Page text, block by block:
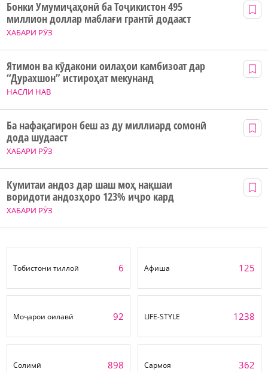
ХАБАРИ РӮЗ
Бонки Умумиҷаҳонӣ ба Тоҷикистон 495
миллион доллар маблағи грантӣ додааст
НАСЛИ НАВ
Ятимон ва кӯдакони оилаҳои камбизоат дар
“Дурахшон” истироҳат мекунанд
ХАБАРИ РӮЗ
Ба нафақагирон беш аз ду миллиард сомонӣ
дода шудааст
ХАБАРИ РӮЗ
Кумитаи андоз дар шаш моҳ нақшаи
воридоти андозҳоро 123% иҷро кард
Тобистони тиллоӣ 6 Афиша 125
Моҷарои оилавӣ 92 LIFE-STYLE 1238
Солимӣ 898 Сармоя 362